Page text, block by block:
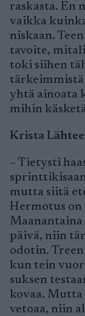
raskasta. En
vaikka
niskaan.
tavoite,
toki siihen
tärkeimmistä
yhtä ainoata
mihin
Krista
– Tietysti
mutta siitä
Hermotus
päivä, niin
odotin.
kun tein
suksen
kovaa. Mutta
vetoaa, niin